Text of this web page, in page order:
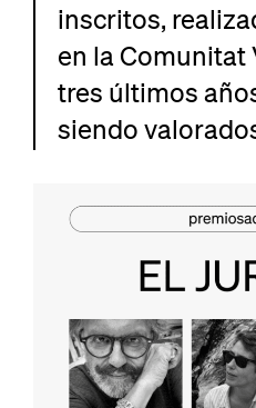
inscritos,
en la Comunitat
tres últimos
siendo